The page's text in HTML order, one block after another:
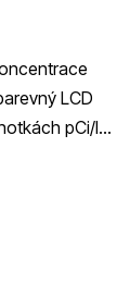
LCD
pCi/l